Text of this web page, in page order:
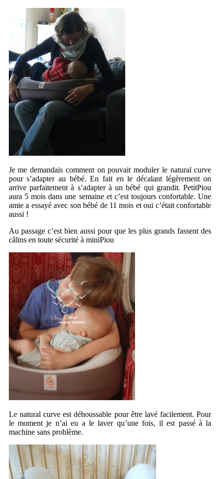
Je me demandais comment on pouvait moduler le natural curve
pour s’adapter au bébé. En fait en le décalant légèrement on
arrive parfaitement à s’adapter à un bébé qui grandit. PetitPiou
aura 5 mois dans une semaine et c’est toujours confortable. Une
amie a essayé avec son bébé de 11 mois et oui c’était confortable
aussi !
Au passage c’est bien aussi pour que les plus grands fassent des
câlins en toute sécurité à miniPiou
Le natural curve est déhoussable pour être lavé facilement. Pour
le moment je n’ai eu a le laver qu’une fois, il est passé à la
machine sans problème.